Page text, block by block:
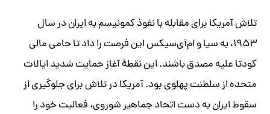
تلاش آمریکا برای مقابله با نفوذ کمونیسم به ایران در سال
۱۹۵۳، به سیا و ام‌آی‌سیکس این فرصت را داد تا حامی مالی
کودتا علیه مصدق باشند. این نقطۀ آغاز حمایت شدید ایالات
متحده از سلطنت پهلوی بود. آمریکا در تلاش برای جلوگیری از
سقوط ایران به دست‌ اتحاد جماهیر شوروی، فعالیت خود را